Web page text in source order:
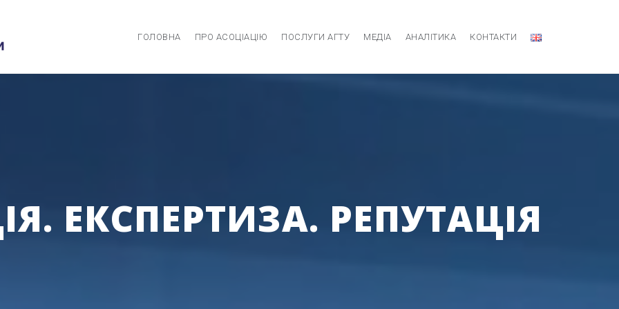
ГОЛОВНА ПРО АСОЦІАЦІЮ ПОСЛУГИ АГТУ МЕДІА АНАЛІТИКА КОНТАКТИ
ЕКСПЕРТИЗА. РЕПУТАЦІЯ